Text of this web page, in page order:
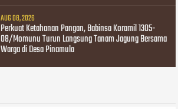
AUG 08, 2026
Perkuat Ketahanan Pangan, Babinsa Koramil 1305-
08/Momunu Turun Langsung Tanam Jagung Bersama
Warga di Desa Pinamula